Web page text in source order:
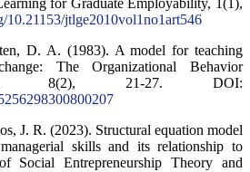
for Graduate Employability, 1(1),
10.21153/jtlge2010vol1no1art546
D. A. (1983). A model for teaching
The Organizational Behavior
8(2), 21-27. DOI:
J. R. (2023). Structural equation model
skills and its relationship to
Social Entrepreneurship Theory and